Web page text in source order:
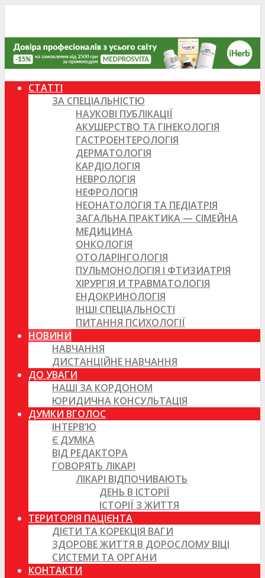
СТАТТІ
ЗА СПЕЦІАЛЬНІСТЮ
НАУКОВІ ПУБЛІКАЦІЇ
АКУШЕРСТВО ТА ГІНЕКОЛОГІЯ
ГАСТРОЕНТЕРОЛОГІЯ
ДЕРМАТОЛОГІЯ
КАРДІОЛОГІЯ
НЕВРОЛОГІЯ
НЕФРОЛОГІЯ
НЕОНАТОЛОГІЯ ТА ПЕДІАТРІЯ
ЗАГАЛЬНА ПРАКТИКА — СІМЕЙНА
МЕДИЦИНА
ОНКОЛОГІЯ
ОТОЛАРІНГОЛОГІЯ
ПУЛЬМОНОЛОГІЯ І ФТИЗИАТРІЯ
ХІРУРГІЯ И ТРАВМАТОЛОГІЯ
ЕНДОКРИНОЛОГІЯ
ІНШІ СПЕЦІАЛЬНОСТІ
ПИТАННЯ ПСИХОЛОГІЇ
НОВИНИ
НАВЧАННЯ
ДИСТАНЦІЙНЕ НАВЧАННЯ
ДО УВАГИ
НАШІ ЗА КОРДОНОМ
ЮРИДИЧНА КОНСУЛЬТАЦІЯ
ДУМКИ ВГОЛОС
ІНТЕРВ’Ю
Є ДУМКА
ВІД РЕДАКТОРА
ГОВОРЯТЬ ЛІКАРІ
ЛІКАРІ ВІДПОЧИВАЮТЬ
ДЕНЬ В ІСТОРІЇ
ІСТОРІЇ З ЖИТТЯ
ТЕРИТОРІЯ ПАЦІЄНТА
ДІЄТИ ТА КОРЕКЦІЯ ВАГИ
ЗДОРОВЕ ЖИТТЯ В ДОРОСЛОМУ ВІЦІ
СИСТЕМИ ТА ОРГАНИ
КОНТАКТИ